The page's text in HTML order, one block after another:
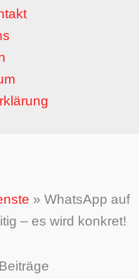
» WhatsApp auf
– es wird konkret!